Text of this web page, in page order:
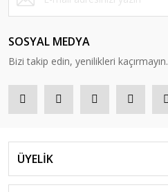
SOSYAL MEDYA
Bizi takip edin, yenilikleri kaçırmayın.
ÜYELİK